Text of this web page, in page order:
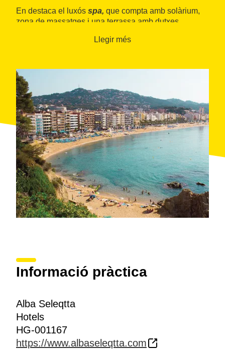
En destaca el luxós spa, que compta amb solàrium,
zona de massatges i una terrassa amb dutxes
disposició dels seus clients un aparcament privat, bar
un restaurant especialitzat en
Llegir més
Informació pràctica
Alba Seleqtta
Hotels
HG-001167
https://www.albaseleqtta.com